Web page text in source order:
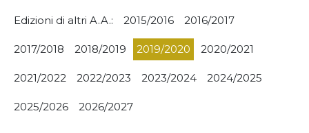
Edizioni di altri A.A.: 2015/2016 2016/2017
2017/2018 2018/2019 2019/2020 2020/2021
2021/2022 2022/2023 2023/2024 2024/2025
2025/2026 2026/2027